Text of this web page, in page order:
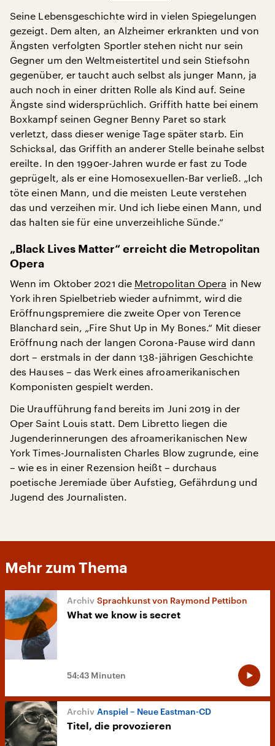
Seine Lebensgeschichte wird in vielen Spiegelungen
gezeigt. Dem alten, an Alzheimer erkrankten und von
Ängsten verfolgten Sportler stehen nicht nur sein
Gegner um den Weltmeistertitel und sein Stiefsohn
gegenüber, er taucht auch selbst als junger Mann, ja
auch noch in einer dritten Rolle als Kind auf. Seine
Ängste sind widersprüchlich. Griffith hatte bei einem
Boxkampf seinen Gegner Benny Paret so stark
verletzt, dass dieser wenige Tage später starb. Ein
Schicksal, das Griffith an anderer Stelle beinahe selbst
ereilte. In den 1990er-Jahren wurde er fast zu Tode
geprügelt, als er eine Homosexuellen-Bar verließ. „Ich
töte einen Mann, und die meisten Leute verstehen
das und verzeihen mir. Und ich liebe einen Mann, und
das halten sie für eine unverzeihliche Sünde.“
„Black Lives Matter“ erreicht die Metropolitan
Opera
Wenn im Oktober 2021 die Metropolitan Opera in New
York ihren Spielbetrieb wieder aufnimmt, wird die
Eröffnungspremiere die zweite Oper von Terence
Blanchard sein, „Fire Shut Up in My Bones.“ Mit dieser
Eröffnung nach der langen Corona-Pause wird dann
dort – erstmals in der dann 138-jährigen Geschichte
des Hauses – das Werk eines afroamerikanischen
Komponisten gespielt werden.
Die Uraufführung fand bereits im Juni 2019 in der
Oper Saint Louis statt. Dem Libretto liegen die
Jugenderinnerungen des afroamerikanischen New
York Times-Journalisten Charles Blow zugrunde, eine
– wie es in einer Rezension heißt – durchaus
poetische Jeremiade über Aufstieg, Gefährdung und
Jugend des Journalisten.
Mehr zum Thema
Sprachkunst von Raymond Pettibon
What we know is secret
54:43 Minuten
Anspiel – Neue Eastman-CD
Titel, die provozieren